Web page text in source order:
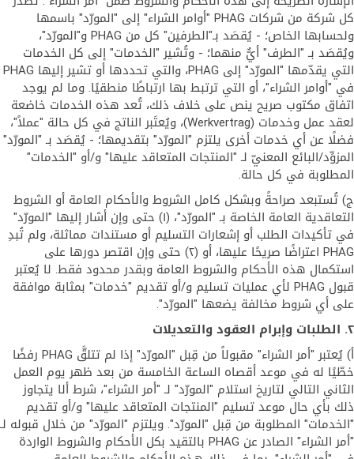
كل شركة من شركات PHAG "أوامر الشراء" إلى "المورّد" باسمها
ولحسابها الخاص؛ - يُقصَد بـ"الطرفين" كل من PHAG و"المورّد"،
ويُقصَد بـ "الطرف" أيٌّ منهما؛ - وتُشير "الخدمات" إلى كل الخدمات
التي يقدّمها "المورّد" إلى PHAG، والتي تحددها أو تشير إليها PHAG
في "أوامر الشراء"، أو التي ترتبط بها ارتباطًا منطقيًا. وما لم يوجد
اتفاق مكتوب صريح ينص على خلاف ذلك، تُعد هذه الخدمات خاضعة
لعقد عمل وخدمات (Werkvertrag)، ويُعتَبر الناتج في كل حالة "عملاً"،
فضلًا عن أي خدمات أخرى يلتزم "المورّد" بتقديمها؛ - يُقصَد بـ "المورّد"
المزوِّد/البائع المعنيّ لـ "المنتجات المتعاقد عليها" و/أو "الخدمات"
المطلوبة في كل حالة.
ج) تُستبعد صراحةً وبشكل كامل الشروط والأحكام العامة أو الشروط
التعاقدية العامة الخاصة بـ "المورّد"، (١) حتى وإن أشار إليها "المورّد"
في تأكيدات الطلب أو إشعارات التسليم أو مستندات مماثلة، ولم تُبدِ
PHAG اعتراضًا صريحًا عليها، أو (٢) حتى وإن اقتصر دورها على
استكمال هذه الأحكام والشروط العامة وبقدر محدود فقط. لا يُعتبر
قبول PHAG لأي عمليات تسليم و/أو تقديم "خدمات" بمثابة موافقة
على أي شروط مخالفة يضعها "المورّد".
٢. الطلبات وإبرام العقود والتعديلات
أ) يُعتبر "أمر الشراء" مقبولاً من قِبل "المورّد" إذا لم تتلقَّ PHAG رفضًا
خطّيًا له في موعد أقصاه الساعة الخامسة من بعد ظهر يوم العمل
الثاني التالي لتاريخ استلام "المورّد" لـ "أمر الشراء"، شرط ألا يتجاوز
ذلك بأي حال موعد تسليم "المنتجات المتعاقد عليها" و/أو تقديم
"الخدمات" المطلوبة من قِبل "المورّد". ويلتزم "المورّد" من خلال قبوله لـ
"أمر الشراء" الصادر عن PHAG بالتقيد بكل الأحكام والشروط الواردة